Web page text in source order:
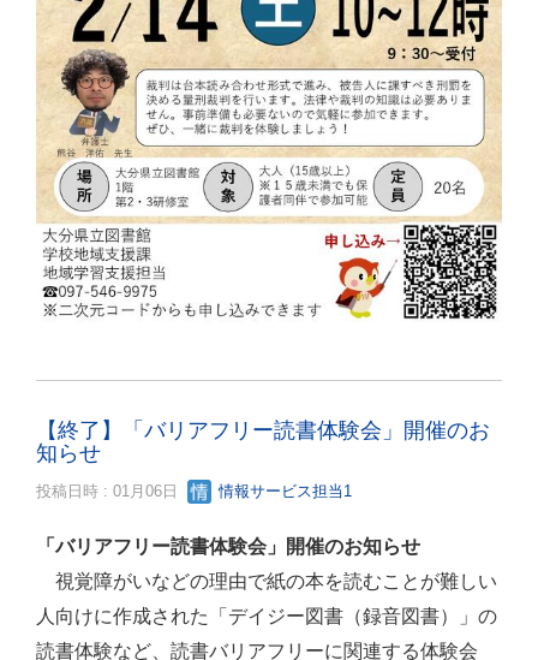
【終了】「バリアフリー読書体験会」開催のお
知らせ
投稿日時 : 01月06日 情報サービス担当1
「バリアフリー読書体験会」開催のお知らせ
視覚障がいなどの理由で紙の本を読むことが難しい
人向けに作成された「デイジー図書（録音図書）」の
読書体験など、読書バリアフリーに関連する体験会